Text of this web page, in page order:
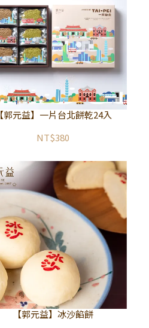
【郭元益】一片台北餅乾24入
NT$380
【郭元益】冰沙餡餅